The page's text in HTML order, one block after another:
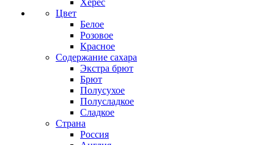
Херес
Цвет
Белое
Розовое
Красное
Содержание сахара
Экстра брют
Брют
Полусухое
Полусладкое
Сладкое
Страна
Россия